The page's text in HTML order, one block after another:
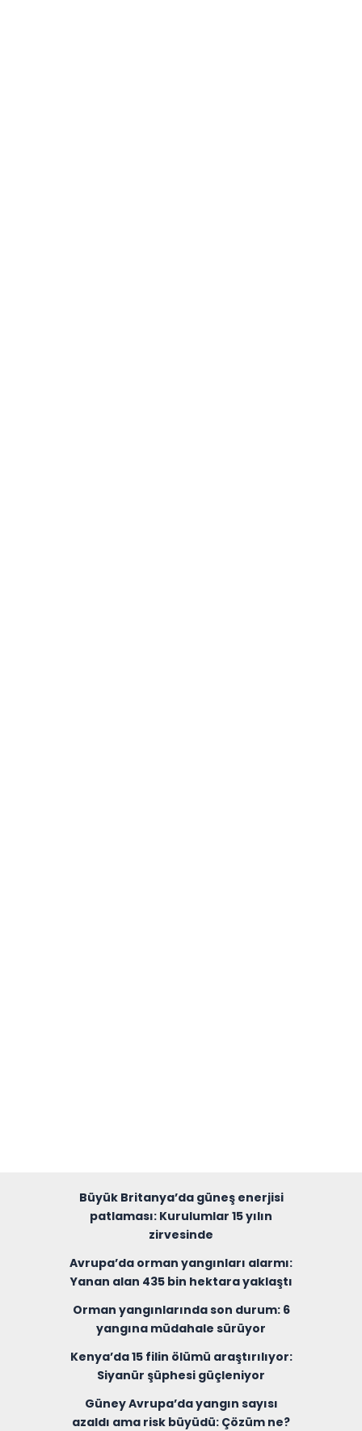
Büyük Britanya’da güneş enerjisi
patlaması: Kurulumlar 15 yılın
zirvesinde
Avrupa’da orman yangınları alarmı:
Yanan alan 435 bin hektara yaklaştı
Orman yangınlarında son durum: 6
yangına müdahale sürüyor
Kenya’da 15 filin ölümü araştırılıyor:
Siyanür şüphesi güçleniyor
Güney Avrupa’da yangın sayısı
azaldı ama risk büyüdü: Çözüm ne?